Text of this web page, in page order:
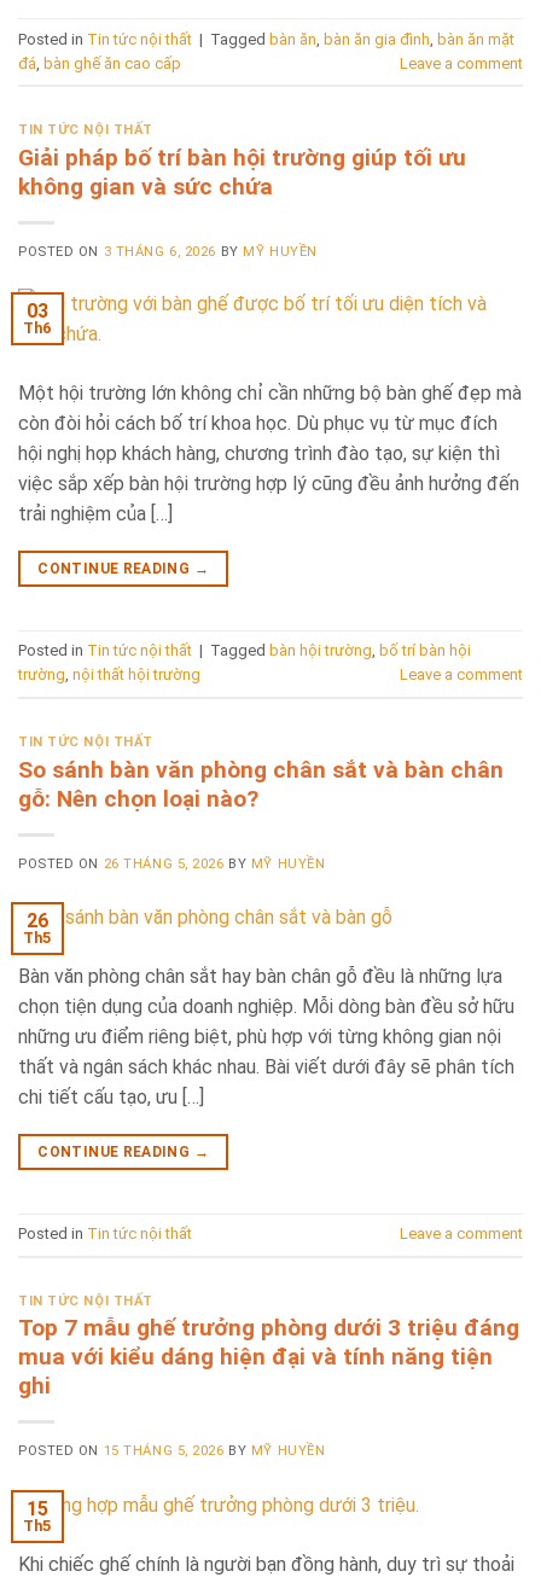
Posted in Tin tức nội thất | Tagged bàn ăn bàn ăn gia đình bàn ăn mặt
đá bàn ghế ăn cao cấp Leave a comment
TIN TỨC NỘI THẤT
Giải pháp bố trí bàn hội trường giúp tối ưu
không gian và sức chứa
POSTED ON 3 THÁNG 6, 2026 BY MỸ HUYỀN
03
Th6
Một hội trường lớn không chỉ cần những bộ bàn ghế đẹp mà
còn đòi hỏi cách bố trí khoa học. Dù phục vụ từ mục đích
hội nghị họp khách hàng, chương trình đào tạo, sự kiện thì
việc sắp xếp bàn hội trường hợp lý cũng đều ảnh hưởng đến
trải nghiệm của […]
CONTINUE READING →
Posted in Tin tức nội thất | Tagged bàn hội trường, bố trí bàn hội
trường, nội thất hội trường Leave a comment
TIN TỨC NỘI THẤT
So sánh bàn văn phòng chân sắt và bàn chân
gỗ: Nên chọn loại nào?
POSTED ON 26 THÁNG 5, 2026 BY MỸ HUYỀN
26
Th5
Bàn văn phòng chân sắt hay bàn chân gỗ đều là những lựa
chọn tiện dụng của doanh nghiệp. Mỗi dòng bàn đều sở hữu
những ưu điểm riêng biệt, phù hợp với từng không gian nội
thất và ngân sách khác nhau. Bài viết dưới đây sẽ phân tích
chi tiết cấu tạo, ưu […]
CONTINUE READING →
Posted in Tin tức nội thất Leave a comment
TIN TỨC NỘI THẤT
Top 7 mẫu ghế trưởng phòng dưới 3 triệu đáng
mua với kiểu dáng hiện đại và tính năng tiện
ghi
POSTED ON 15 THÁNG 5, 2026 BY MỸ HUYỀN
15
Th5
Khi chiếc ghế chính là người bạn đồng hành, duy trì sự thoải